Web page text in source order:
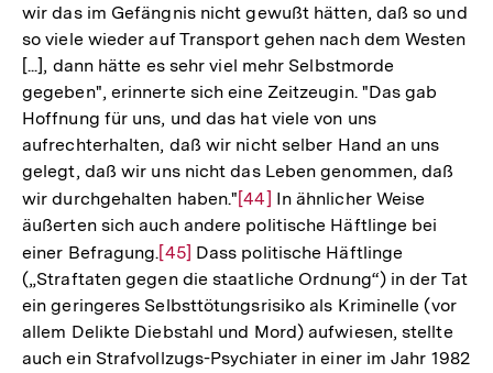
Fußnote
wir das im Gefängnis nicht gewußt hätten, daß so und
so viele wieder auf Transport gehen nach dem Westen
[...], dann hätte es sehr viel mehr Selbstmorde
gegeben", erinnerte sich eine Zeitzeugin. "Das gab
Hoffnung für uns, und das hat viele von uns
aufrechterhalten, daß wir nicht selber Hand an uns
gelegt, daß wir uns nicht das Leben genommen, daß
wir durchgehalten haben."Zur
Auflösung
der
Fußnote
[44] In ähnlicher Weise
äußerten sich auch andere politische Häftlinge bei
einer Befragung.Zur
Auflösung
der
Fußnote
[45] Dass politische Häftlinge
(„Straftaten gegen die staatliche Ordnung“) in der Tat
ein geringeres Selbsttötungsrisiko als Kriminelle (vor
allem Delikte Diebstahl und Mord) aufwiesen, stellte
auch ein Strafvollzugs-Psychiater in einer im Jahr 1982